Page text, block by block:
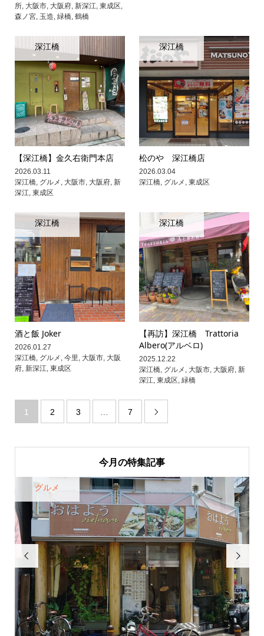
所, 大阪市, 大阪府, 新深江, 東成区,
森ノ宮, 玉造, 緑橋, 鶴橋
深江橋
【深江橋】金久右衛門本店
2026.03.11
深江橋, グルメ 大阪市, 大阪府, 新
深江 東成区
深江橋
松のや 深江橋店
2026.03.04
深江橋 グルメ ,東成区
深江橋
酒と飯 Joker
2026.01.27
深江橋, グルメ , 今里, 大阪市, 大阪
府, 新深江, 東成区
深江橋
【再訪】深江橋 Trattoria
Albero(アルベロ)
2025.12.22
深江橋, グルメ , 大阪市, 大阪府,新
深江,東成区,緑橋
1 2 3 … 7 
今月の特集記事

グルメ
